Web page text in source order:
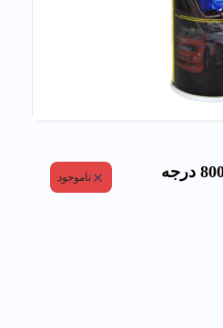
ناموجود